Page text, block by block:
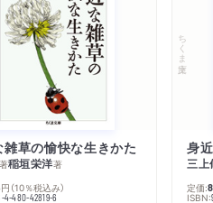
雑草の愉快な生きかた
著稲垣栄洋著
円 （10％税込み）
4-480-42819-6
ちくま文庫
身
三上
定価:
ISBN: